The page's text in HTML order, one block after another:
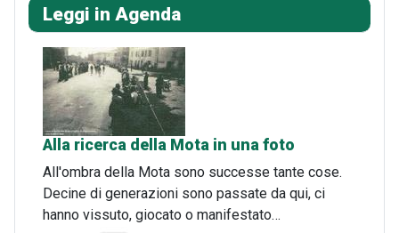
Leggi in Agenda
Alla ricerca della Mota in una foto
All'ombra della Mota sono successe tante cose.
Decine di generazioni sono passate da qui, ci
hanno vissuto, giocato o manifestato…